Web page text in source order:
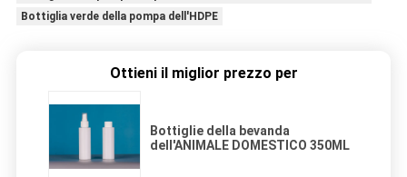
Bottiglia verde della pompa dell'HDPE
Ottieni il miglior prezzo per
Bottiglie della bevanda
dell'ANIMALE DOMESTICO 350ML